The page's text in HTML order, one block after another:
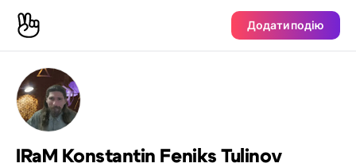
Додати подію
IRaM Konstantin Feniks Tulinov